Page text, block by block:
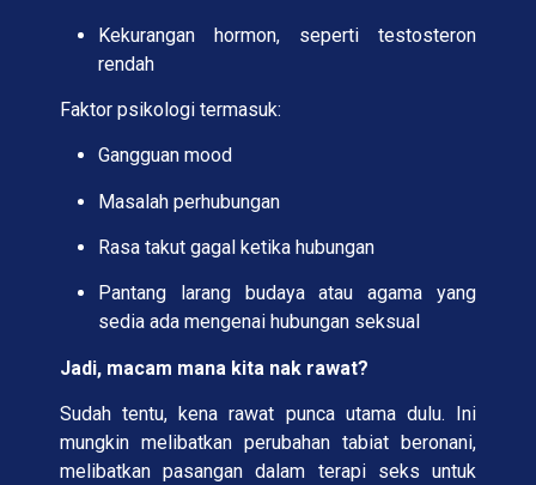
Kekurangan hormon, seperti testosteron
rendah
Faktor psikologi termasuk:
Gangguan mood
Masalah perhubungan
Rasa takut gagal ketika hubungan
Pantang larang budaya atau agama yang
sedia ada mengenai hubungan seksual
Jadi, macam mana kita nak rawat?
Sudah tentu, kena rawat punca utama dulu. Ini
mungkin melibatkan perubahan tabiat beronani,
melibatkan pasangan dalam terapi seks untuk